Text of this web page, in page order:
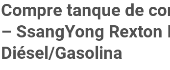
Compre tanque de
– SsangYong
Diésel/Gasolina